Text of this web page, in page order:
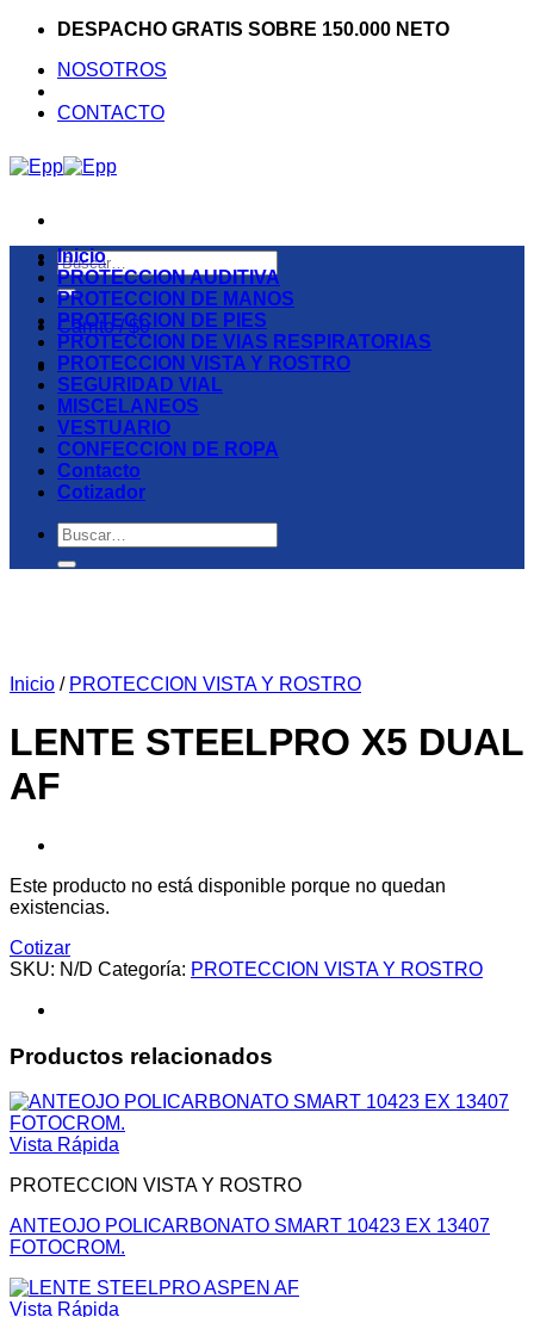
Saltar
contenido
DESPACHO GRATIS SOBRE 150.000 NETO
NOSOTROS
CONTACTO
Buscar
por:
Carrito /$0
Inicio
PROTECCION AUDITIVA
PROTECCION DE MANOS
PROTECCION DE PIES
PROTECCION DE VIAS RESPIRATORIAS
PROTECCION VISTA Y ROSTRO
SEGURIDAD VIAL
MISCELANEOS
VESTUARIO
CONFECCION DE ROPA
Contacto
Cotizador
Buscar
por:
Inicio / PROTECCION VISTA Y ROSTRO
LENTE STEELPRO X5 DUAL
AF
Este producto no está disponible porque no quedan
existencias.
Cotizar
SKU: N/D Categoría: PROTECCION VISTA Y ROSTRO
Productos relacionados
Vista Rápida
PROTECCION VISTA Y ROSTRO
ANTEOJO POLICARBONATO SMART 10423 EX 13407
FOTOCROM.
Vista Rápida